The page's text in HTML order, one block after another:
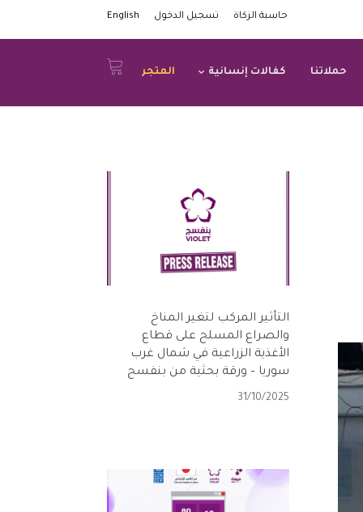
حاسبة الزكاة تسجيل الدخول English
حملاتنا كفالات إنسانية المتجر
التأثير المركب لتغير المناخ
والصراع المسلح على قطاع
الأغذية الزراعية في شمال غرب
سوريا – ورقة بحثية من بنفسج
31/10/2025